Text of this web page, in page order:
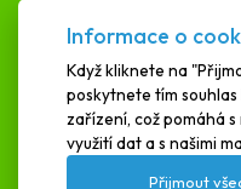
Informace o
Když kliknete na
poskytnete tím
zařízení, což pomáhá
využití dat a s našimi
Přijmout